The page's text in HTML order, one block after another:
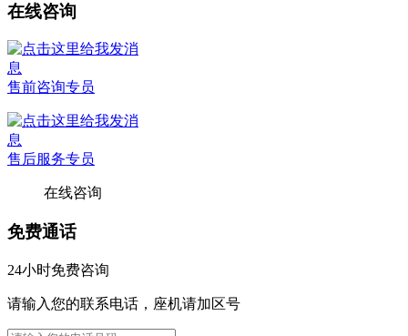
在线咨询
售前咨询专员
售后服务专员
在线咨询
免费通话
24小时免费咨询
请输入您的联系电话，座机请加区号